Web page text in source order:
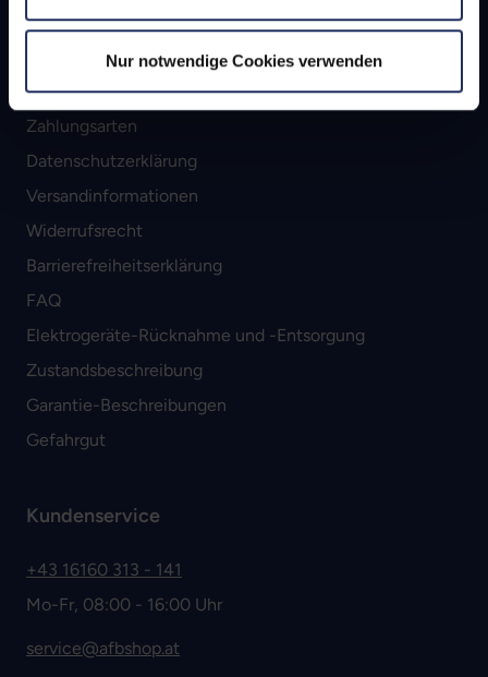
Nur notwendige Cookies verwenden
Info & Recht
AGB
Zahlungsarten
Datenschutzerklärung
Versandinformationen
Widerrufsrecht
Barrierefreiheitserklärung
FAQ
Elektrogeräte-Rücknahme und -Entsorgung
Zustandsbeschreibung
Garantie-Beschreibungen
Gefahrgut
Kundenservice
+43 16160 313 - 141
Mo-Fr, 08:00 - 16:00 Uhr
service@afbshop.at